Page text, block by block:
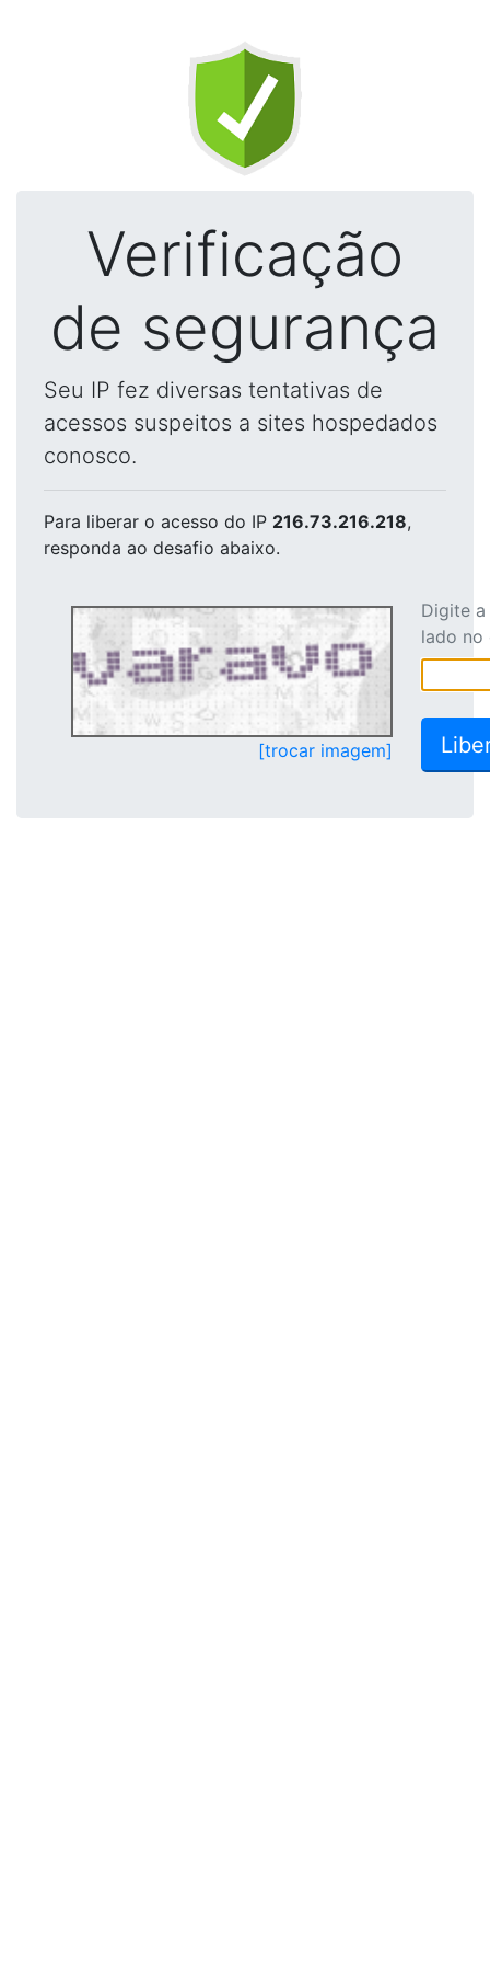
Verificação
de segurança
Seu IP fez diversas tentativas de
acessos suspeitos a sites hospedados
conosco.
Para liberar o acesso do IP 216.73.216.218,
responda ao desafio abaixo.
[trocar imagem]
Digite
lado no